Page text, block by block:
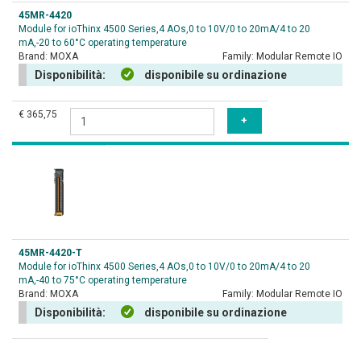
45MR-4420
Module for ioThinx 4500 Series,4 AOs,0 to 10V/0 to 20mA/4 to 20
mA,-20 to 60°C operating temperature
Brand: MOXA Family: Modular Remote IO
Disponibilità: disponibile su ordinazione
€ 365,75
45MR-4420-T
Module for ioThinx 4500 Series,4 AOs,0 to 10V/0 to 20mA/4 to 20
mA,-40 to 75°C operating temperature
Brand: MOXA Family: Modular Remote IO
Disponibilità: disponibile su ordinazione